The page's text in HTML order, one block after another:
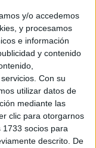
y/o accedemos
y procesamos
e información
y contenido
Con su
utilizar datos de
mediante las
clic para otorgarnos
1733 socios para
descrito. De
laPrimera
parroquia deSan
ha acogido
de los
Ha sido un
todos ellos.